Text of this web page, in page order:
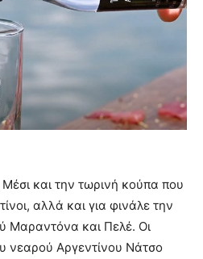
και την τωρινή κούπα που
αλλά και για φινάλε την
Μαραντόνα και Πελέ. Οι
νεαρού Αργεντίνου Νάτσο